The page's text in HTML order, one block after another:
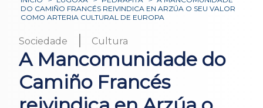
DO CAMIÑO FRANCÉS REIVINDICA EN ARZÚA O SEU VALOR
COMO ARTERIA CULTURAL DE EUROPA
Sociedade | Cultura
A Mancomunidade do
Camiño Francés